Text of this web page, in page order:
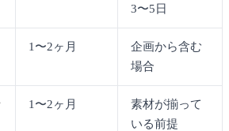
3〜5日
1〜2ヶ月
企画から含む
場合
1〜2ヶ月
素材が揃って
いる前提